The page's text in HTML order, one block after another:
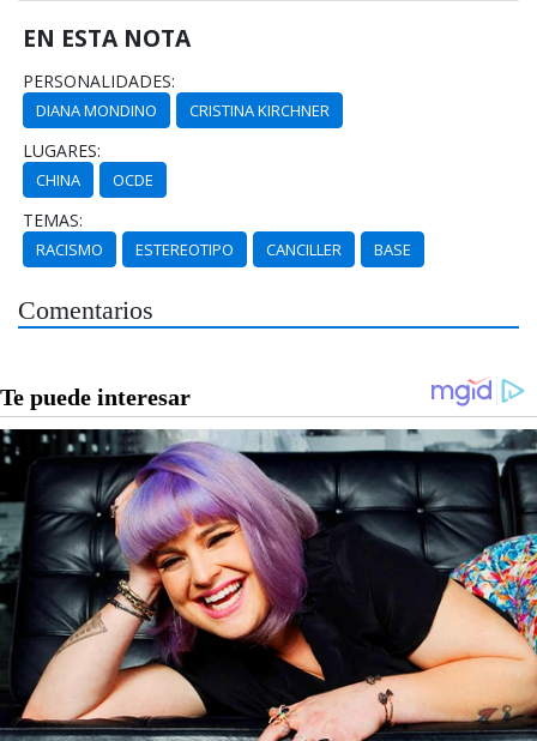
EN ESTA NOTA
PERSONALIDADES:
DIANA MONDINO CRISTINA KIRCHNER
LUGARES:
CHINA OCDE
TEMAS:
RACISMO ESTEREOTIPO CANCILLER BASE
Comentarios